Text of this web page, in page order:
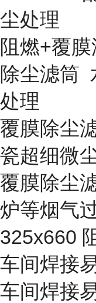
尘处理
阻燃+覆
除尘滤筒
处理
覆膜除尘
瓷超细微
覆膜除尘
炉等烟气
325x660
车间焊接
车间焊接